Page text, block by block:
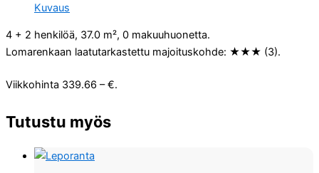
Kuvaus
4 + 2 henkilöä, 37.0 m², 0 makuuhuonetta.
Lomarenkaan laatutarkastettu majoituskohde: ★★★ (3).
Viikkohinta 339.66 – €.
Tutustu myös